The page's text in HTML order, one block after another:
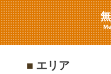
■エリア